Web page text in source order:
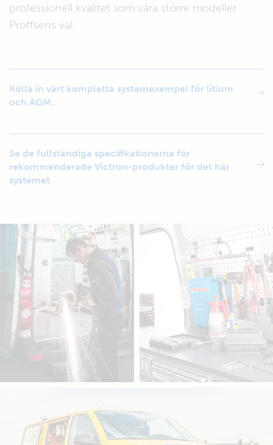
professionell kvalitet som våra större modeller.
Proffsens val.
Kolla in vårt kompletta systemexempel för litium
och AGM.
Se de fullständiga specifikationerna för
rekommenderade Victron-produkter för det här
systemet